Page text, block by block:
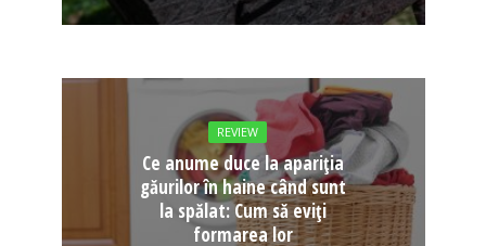
REVIEW
Ce anume duce la apariția
găurilor în haine când sunt
la spălat: Cum să eviți
formarea lor